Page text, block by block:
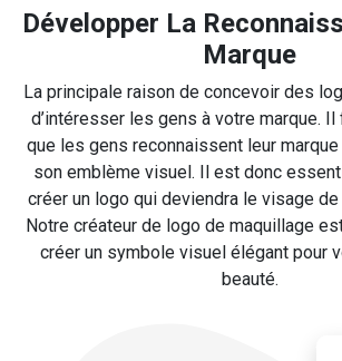
Développer La
Marque
La principale raison de concevoir des
d’intéresser les gens à votre marque.
que les gens reconnaissent leur
son emblème visuel. Il est donc
créer un logo qui deviendra le visage
Notre créateur de logo de maquillage
créer un symbole visuel élégant pour
beauté.